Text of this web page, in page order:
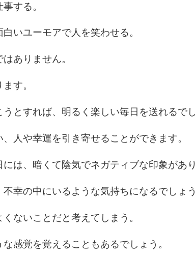
する。
いユーモアで人を笑わせる。
ありません。
す。
とすれば、明るく楽しい毎日を送れるでし
人や幸運を引き寄せることができます。
は、暗くて陰気でネガティブな印象があり
幸の中にいるような気持ちになるでしょう
ないことだと考えてしまう。
感覚を覚えることもあるでしょう。